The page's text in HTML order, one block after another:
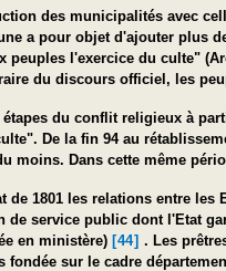
des municipalités avec
a pour objet d'ajouter plus
peuples l'exercice du culte"
du discours officiel, les
du conflit religieux à
De la fin 94 au
moins. Dans cette même
de 1801 les relations entre
de service public dont l'Etat
en ministère) [44] . Les
fondée sur le cadre